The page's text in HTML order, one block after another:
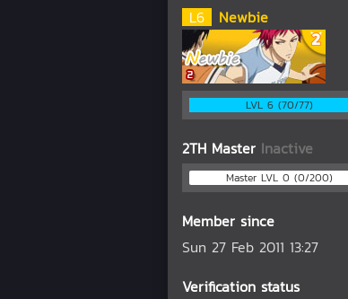
L6 Newbie
LVL 6 (70/77)
2TH Master Inactive
Master LVL 0 (0/200)
Member since
Sun 27 Feb 2011 13:27
Verification status